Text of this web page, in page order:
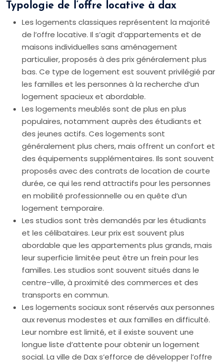
Typologie de l’offre locative à dax
Les logements classiques représentent la majorité
de l’offre locative. Il s’agit d’appartements et de
maisons individuelles sans aménagement
particulier, proposés à des prix généralement plus
bas. Ce type de logement est souvent privilégié par
les familles et les personnes à la recherche d’un
logement spacieux et abordable.
Les logements meublés sont de plus en plus
populaires, notamment auprès des étudiants et
des jeunes actifs. Ces logements sont
généralement plus chers, mais offrent un confort et
des équipements supplémentaires. Ils sont souvent
proposés avec des contrats de location de courte
durée, ce qui les rend attractifs pour les personnes
en mobilité professionnelle ou en quête d’un
logement temporaire.
Les studios sont très demandés par les étudiants
et les célibataires. Leur prix est souvent plus
abordable que les appartements plus grands, mais
leur superficie limitée peut être un frein pour les
familles. Les studios sont souvent situés dans le
centre-ville, à proximité des commerces et des
transports en commun.
Les logements sociaux sont réservés aux personnes
aux revenus modestes et aux familles en difficulté.
Leur nombre est limité, et il existe souvent une
longue liste d’attente pour obtenir un logement
social. La ville de Dax s’efforce de développer l’offre